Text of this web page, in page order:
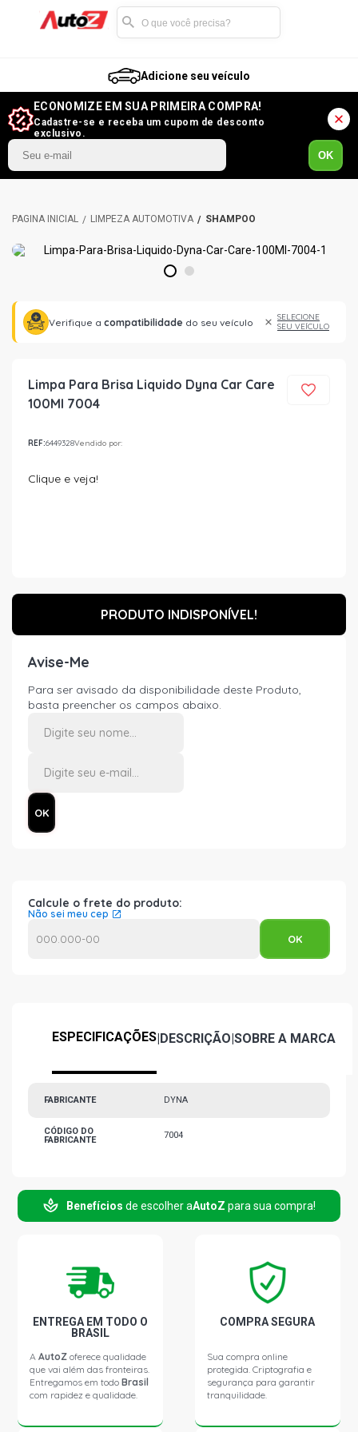
Adicione seu veículo
ECONOMIZE EM SUA PRIMEIRA COMPRA!
Cadastre-se e receba um cupom de desconto
exclusivo.
OK
LIMPEZA AUTOMOTIVA SHAMPOO
1 2
Verifique a compatibilidade do seu veículo
SELECIONE
SEU VEÍCULO
Limpa Para Brisa Liquido Dyna Car Care
100Ml 7004
REF:6449328Vendido por:
Clique e veja!
PRODUTO INDISPONÍVEL!
Avise-Me
Para ser avisado da disponibilidade deste Produto,
basta preencher os campos abaixo.
Calcule o frete do produto:
Não sei meu cep
ESPECIFICAÇÕES|DESCRIÇÃO|SOBRE A MARCA
FABRICANTE DYNA
CÓDIGO DO
FABRICANTE
7004
Benefícios de escolher aAutoZ para sua compra!
ENTREGA EM TODO O
BRASIL
AAutoZ oferece qualidade
que vai além das fronteiras.
Entregamos em todoBrasil
com rapidez e qualidade.
COMPRA SEGURA
Sua compra online
protegida. Criptografia e
segurança para garantir
tranquilidade.